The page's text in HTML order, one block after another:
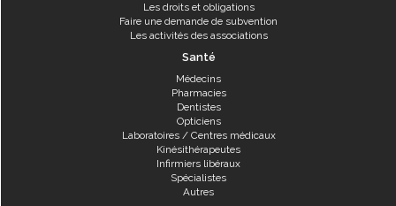
Les droits et obligations
Faire une demande de subvention
Les activités des associations
Santé
Médecins
Pharmacies
Dentistes
Opticiens
Laboratoires / Centres médicaux
Kinésithérapeutes
Infirmiers libéraux
Spécialistes
Autres